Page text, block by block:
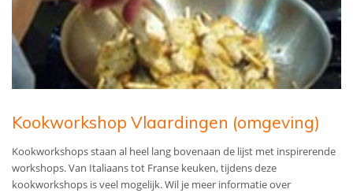
Kookworkshop Vlaardingen (omgeving)
Kookworkshops staan al heel lang bovenaan de lijst met inspirerende
workshops. Van Italiaans tot Franse keuken, tijdens deze
kookworkshops is veel mogelijk. Wil je meer informatie over